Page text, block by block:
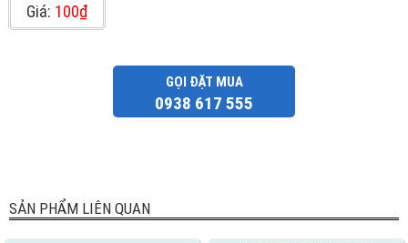
Giá: 100₫
0938 617 555
SẢN PHẨM LIÊN QUAN